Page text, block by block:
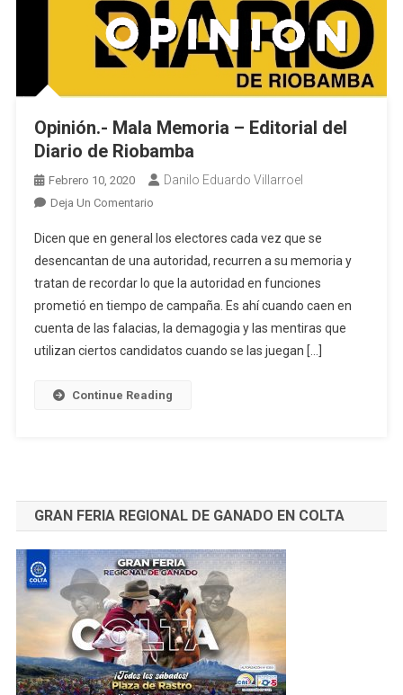
Opinión.- Mala Memoria – Editorial del
Diario de Riobamba
Febrero 10, 2020 Danilo Eduardo Villarroel
Deja Un ComentarioEn
Mala
Memoria
–
Editorial
Del
Diario
Riobamba
Dicen que en general los electores cada vez que se
desencantan de una autoridad, recurren a su memoria y
tratan de recordar lo que la autoridad en funciones
prometió en tiempo de campaña. Es ahí cuando caen en
cuenta de las falacias, la demagogia y las mentiras que
utilizan ciertos candidatos cuando se las juegan […]
Continue Reading
GRAN FERIA REGIONAL DE GANADO EN COLTA